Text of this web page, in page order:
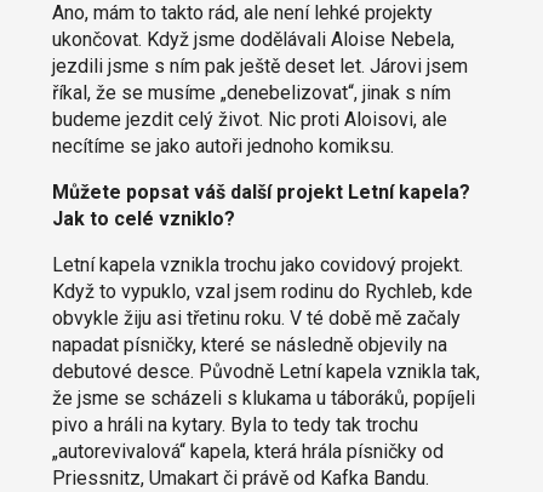
Ano, mám to takto rád, ale není lehké projekty
ukončovat. Když jsme dodělávali Aloise Nebela,
jezdili jsme s ním pak ještě deset let. Járovi jsem
říkal, že se musíme „denebelizovat“, jinak s ním
budeme jezdit celý život. Nic proti Aloisovi, ale
necítíme se jako autoři jednoho komiksu.
Můžete popsat váš další projekt Letní kapela?
Jak to celé vzniklo?
Letní kapela vznikla trochu jako covidový projekt.
Když to vypuklo, vzal jsem rodinu do Rychleb, kde
obvykle žiju asi třetinu roku. V té době mě začaly
napadat písničky, které se následně objevily na
debutové desce. Původně Letní kapela vznikla tak,
že jsme se scházeli s klukama u táboráků, popíjeli
pivo a hráli na kytary. Byla to tedy tak trochu
„autorevivalová“ kapela, která hrála písničky od
Priessnitz, Umakart či právě od Kafka Bandu.